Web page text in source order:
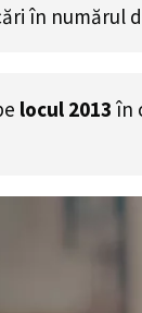
în numărul
locul 2013 în